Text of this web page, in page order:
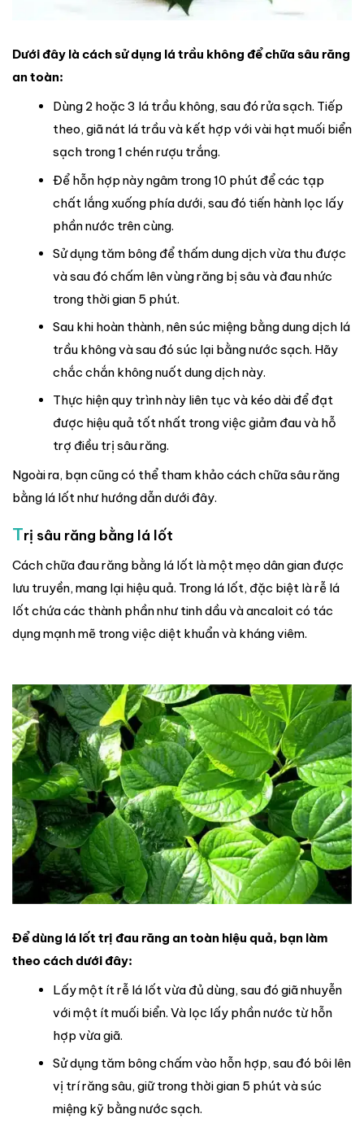
Dưới đây là cách sử dụng lá trầu không để chữa sâu răng
an toàn:
Dùng 2 hoặc 3 lá trầu không, sau đó rửa sạch. Tiếp
theo, giã nát lá trầu và kết hợp với vài hạt muối biển
sạch trong 1 chén rượu trắng.
Để hỗn hợp này ngâm trong 10 phút để các tạp
chất lắng xuống phía dưới, sau đó tiến hành lọc lấy
phần nước trên cùng.
Sử dụng tăm bông để thấm dung dịch vừa thu được
và sau đó chấm lên vùng răng bị sâu và đau nhức
trong thời gian 5 phút.
Sau khi hoàn thành, nên súc miệng bằng dung dịch lá
trầu không và sau đó súc lại bằng nước sạch. Hãy
chắc chắn không nuốt dung dịch này.
Thực hiện quy trình này liên tục và kéo dài để đạt
được hiệu quả tốt nhất trong việc giảm đau và hỗ
trợ điều trị sâu răng.
Ngoài ra, bạn cũng có thể tham khảo cách chữa sâu răng
bằng lá lốt như hướng dẫn dưới đây.
Trị sâu răng bằng lá lốt
Cách chữa đau răng bằng lá lốt là một mẹo dân gian được
lưu truyền, mang lại hiệu quả. Trong lá lốt, đặc biệt là rễ lá
lốt chứa các thành phần như tinh dầu và ancaloit có tác
dụng mạnh mẽ trong việc diệt khuẩn và kháng viêm.
Để dùng lá lốt trị đau răng an toàn hiệu quả, bạn làm
theo cách dưới đây:
Lấy một ít rễ lá lốt vừa đủ dùng, sau đó giã nhuyễn
với một ít muối biển. Và lọc lấy phần nước từ hỗn
hợp vừa giã.
Sử dụng tăm bông chấm vào hỗn hợp, sau đó bôi lên
vị trí răng sâu, giữ trong thời gian 5 phút và súc
miệng kỹ bằng nước sạch.